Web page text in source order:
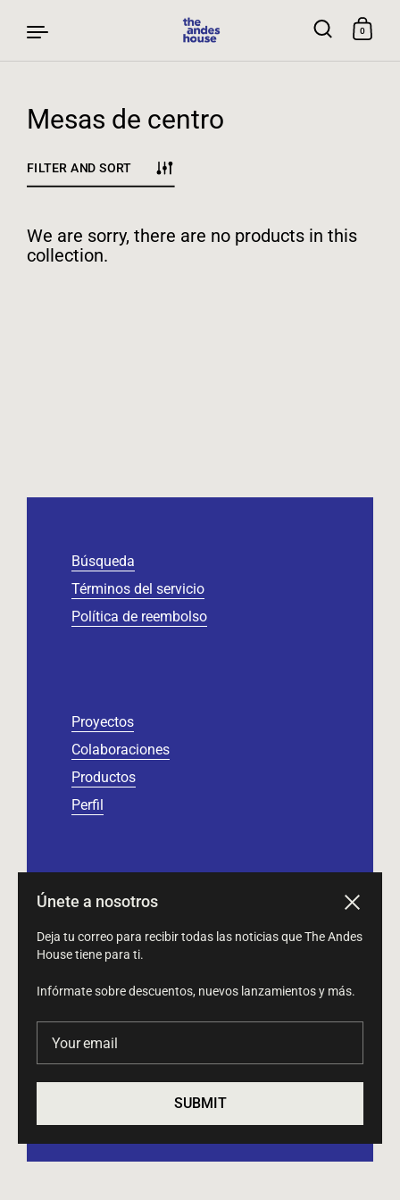
Skip to content
0
Mesas de centro
FILTER AND SORT
We are sorry, there are no products in this
collection.
Búsqueda
Términos del servicio
Política de reembolso
Proyectos
Colaboraciones
Productos
Perfil
SÉ PARTE DE NUESTRA COMUNIDAD Y RECIBE
NUESTRO NEWSLETTER
Your email
¡SÍGUENOS EN NUESTRAS REDES SOCIALES!
Únete a nosotros
Deja tu correo para recibir todas las noticias que The Andes
House tiene para ti.
Infórmate sobre descuentos, nuevos lanzamientos y más.
SUBMIT
Close